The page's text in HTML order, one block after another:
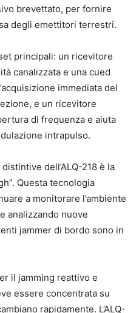
brevettato, per fornire
degli emettitori terrestri.
principali: un ricevitore
canalizzata e una cued
immediata del
e un ricevitore
di frequenza e aiuta
intrapulso.
dell’ALQ-218 è la
Questa tecnologia
a monitorare l’ambiente
analizzando nuove
jammer di bordo sono in
il jamming reattivo e
essere concentrata su
rapidamente. L’ALQ-